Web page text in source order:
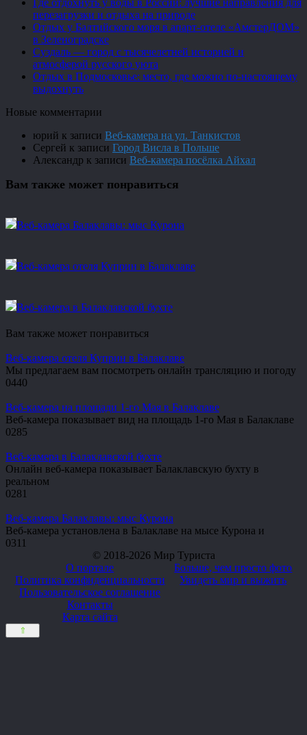
Где отдохнуть у воды в России: лучшие направления для
перезагрузки и отдыха на природе
Отдых у Балтийского моря в апарт-отеле «АмстерДОМ»
в Зеленоградске
Суздаль — город с тысячелетней историей и
атмосферой русского уюта
Отдых в Подмосковье: место, где можно по-настоящему
выдохнуть
Новые комментарии
юрий к записи Веб-камера на ул. Танкистов
Сергей к записи Город Висла в Польше
Александр к записи Веб-камера посёлка Айхал
Вам также может понравиться
Веб-камера Балаклавы: мыс Курона
Веб-камера отеля Куприн в Балаклаве
Веб-камера в Балаклавской бухте
Вам также может понравиться
Веб-камера отеля Куприн в Балаклаве
Мы предлагаем вам посмотреть онлайн трансляцию и погоду
0440
Веб-камера на площади 1-го Мая в Балаклаве
Веб-камера показывает вид на площадь 1-го Мая в Балаклаве
0285
Веб-камера в Балаклавской бухте
Онлайн веб-камера показывает Балаклавскую бухту в
реальном
0281
Веб-камера Балаклавы: мыс Курона
Веб-камера установлена в Балаклаве на мысе Курона и
0311
© 2018-2026 Мир Туриста
О портале
Политика конфиденциальности
Пользовательское соглашение
Контакты
Карта сайта
Больше, чем просто фото
Увидеть мир и выжить